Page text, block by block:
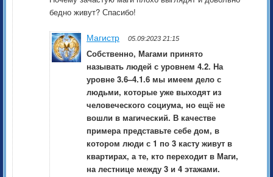
бедно живут? Спасибо!
Магистр 05.09:2023 21:15
Собственно, Магами принято
называть людей с уровнем 4.2. На
уровне 3.6–4.1.6 мы имеем дело с
людьми, которые уже выходят из
человеческого социума, но ещё не
вошли в магический. В качестве
примера представьте себе дом, в
котором люди с 1 по 3 касту живут в
квартирах, а те, кто переходит в Маги,
на лестнице между 3 и 4 этажами.